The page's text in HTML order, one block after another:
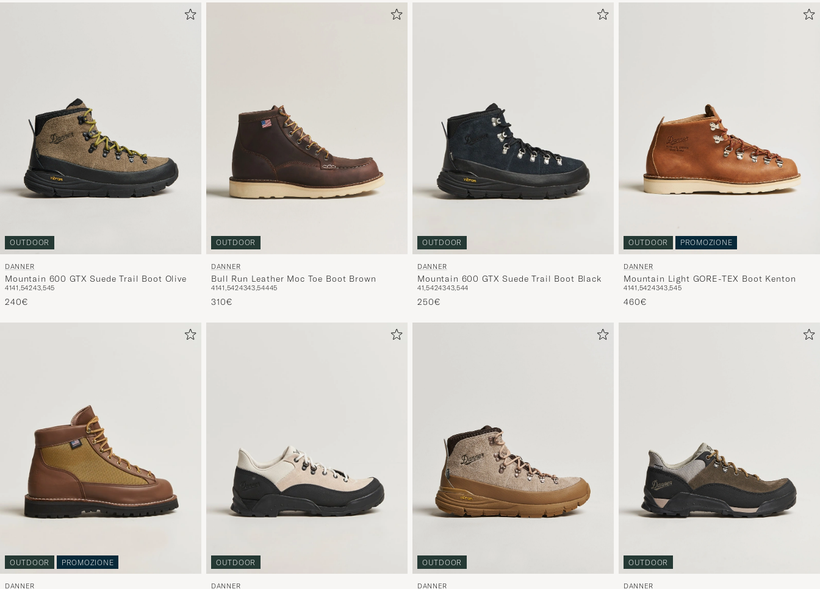
OUTDOOR
DANNER
Mountain 600 GTX Suede Trail Boot Olive
4141,54243,545
240€
OUTDOOR
DANNER
Bull Run Leather Moc Toe Boot Brown
4141,5424343,54445
310€
OUTDOOR
DANNER
Mountain 600 GTX Suede Trail Boot Black
41,5424343,544
250€
OUTDOOR PROMOZIONE
DANNER
Mountain Light GORE-TEX Boot Kenton
4141,5424343,545
460€
OUTDOOR PROMOZIONE
DANNER
OUTDOOR
DANNER
OUTDOOR
DANNER
OUTDOOR
DANNER